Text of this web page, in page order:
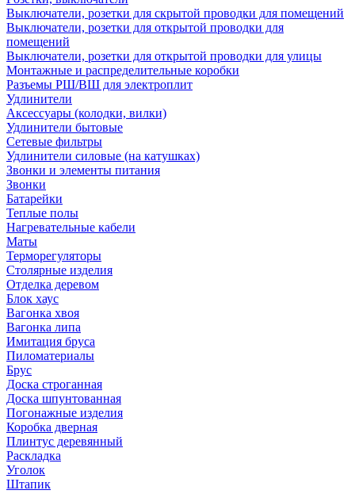
Выключатели, розетки для скрытой проводки для помещений
Выключатели, розетки для открытой проводки для
помещений
Выключатели, розетки для открытой проводки для улицы
Монтажные и распределительные коробки
Разъемы РШ/ВШ для электроплит
Удлинители
Аксессуары (колодки, вилки)
Удлинители бытовые
Сетевые фильтры
Удлинители силовые (на катушках)
Звонки и элементы питания
Звонки
Батарейки
Теплые полы
Нагревательные кабели
Маты
Терморегуляторы
Столярные изделия
Отделка деревом
Блок хаус
Вагонка хвоя
Вагонка липа
Имитация бруса
Пиломатериалы
Брус
Доска строганная
Доска шпунтованная
Погонажные изделия
Коробка дверная
Плинтус деревянный
Раскладка
Уголок
Штапик